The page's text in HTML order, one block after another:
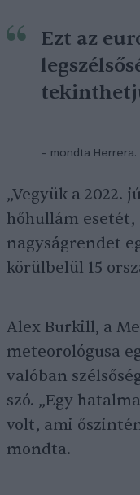
Ezt az
– mondta Herrera.
„Vegyük a 2022.
hőhullám esetét,
nagyságrendet
körülbelül 15
Alex Burkill, a
meteorológusa
valóban
szó. „Egy
volt, ami
mondta.